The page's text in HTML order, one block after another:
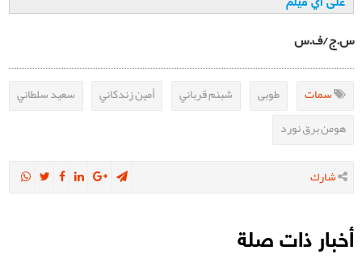
س.ج/ف.س
سمات طوبى شبنم قرباني أمين زندكاني
سعيد سلطاني
هومن برق نورد
شارك
أخبار ذات صلة